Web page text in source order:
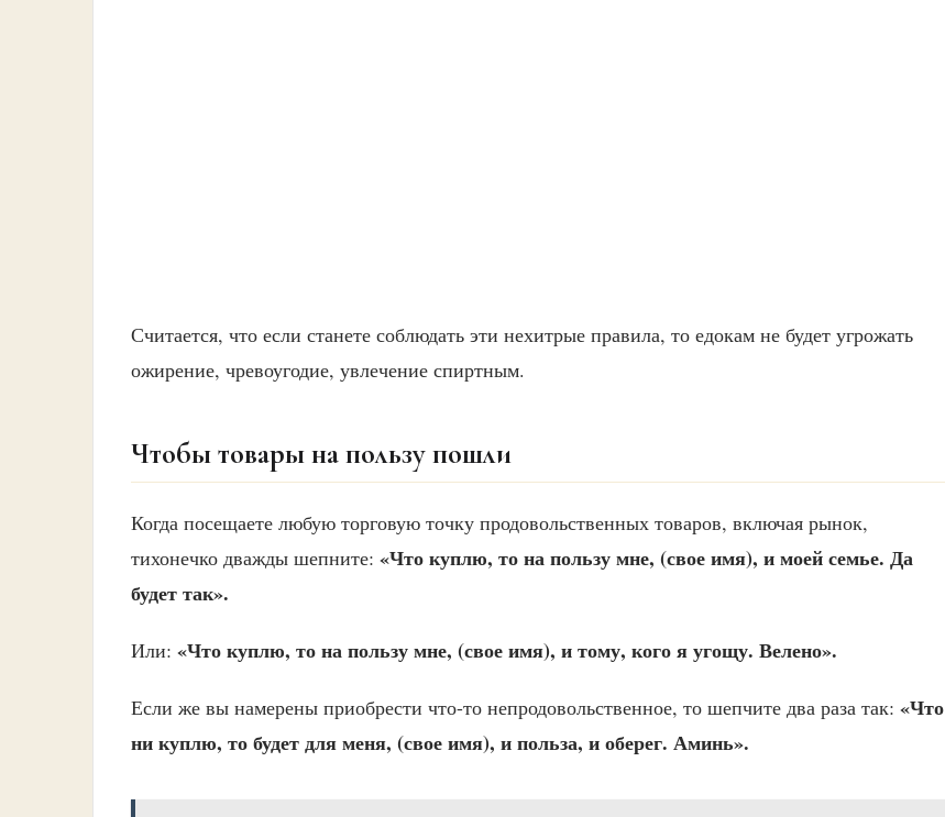
Считается, что если станете соблюдать эти нехитрые правила, то едокам не будет угрожать
ожирение, чревоугодие, увлечение спиртным.
Чтобы товары на пользу пошли
Когда посещаете любую торговую точку продовольственных товаров, включая рынок,
тихонечко дважды шепните: «Что куплю, то на пользу мне, (свое имя), и моей семье. Да
будет так».
Или: «Что куплю, то на пользу мне, (свое имя), и тому, кого я угощу. Велено».
Если же вы намерены приобрести что-то непродовольственное, то шепчите два раза так: «Что
ни куплю, то будет для меня, (свое имя), и польза, и оберег. Аминь».